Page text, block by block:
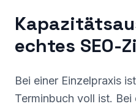
echtes SEO-
Bei einer Einzelpraxis
Terminbuch voll ist.